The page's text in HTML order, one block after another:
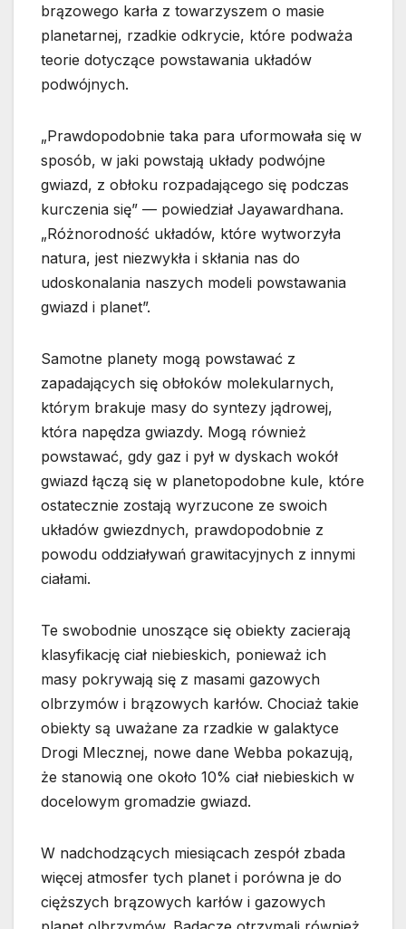
brązowego karła z towarzyszem o masie
planetarnej, rzadkie odkrycie, które podważa
teorie dotyczące powstawania układów
podwójnych.
„Prawdopodobnie taka para uformowała się w
sposób, w jaki powstają układy podwójne
gwiazd, z obłoku rozpadającego się podczas
kurczenia się” — powiedział Jayawardhana.
„Różnorodność układów, które wytworzyła
natura, jest niezwykła i skłania nas do
udoskonalania naszych modeli powstawania
gwiazd i planet”.
Samotne planety mogą powstawać z
zapadających się obłoków molekularnych,
którym brakuje masy do syntezy jądrowej,
która napędza gwiazdy. Mogą również
powstawać, gdy gaz i pył w dyskach wokół
gwiazd łączą się w planetopodobne kule, które
ostatecznie zostają wyrzucone ze swoich
układów gwiezdnych, prawdopodobnie z
powodu oddziaływań grawitacyjnych z innymi
ciałami.
Te swobodnie unoszące się obiekty zacierają
klasyfikację ciał niebieskich, ponieważ ich
masy pokrywają się z masami gazowych
olbrzymów i brązowych karłów. Chociaż takie
obiekty są uważane za rzadkie w galaktyce
Drogi Mlecznej, nowe dane Webba pokazują,
że stanowią one około 10% ciał niebieskich w
docelowym gromadzie gwiazd.
W nadchodzących miesiącach zespół zbada
więcej atmosfer tych planet i porówna je do
cięższych brązowych karłów i gazowych